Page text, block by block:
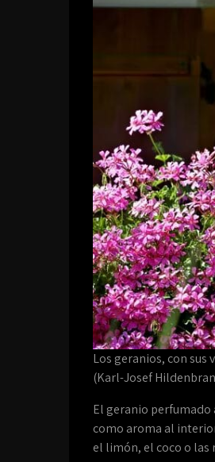
Los geranios, con
(Karl-Josef
El geranio perfumado
como aroma al
el limón, el coco o las